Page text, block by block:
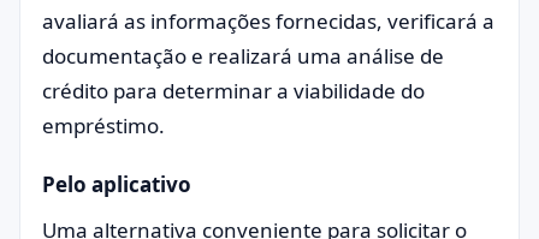
avaliará as informações fornecidas, verificará a
documentação e realizará uma análise de
crédito para determinar a viabilidade do
empréstimo.
Pelo aplicativo
Uma alternativa conveniente para solicitar o